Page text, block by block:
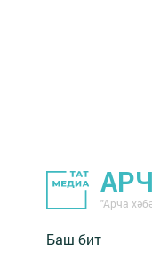
"Арча
Баш бит